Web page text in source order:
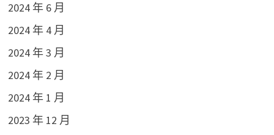
2024 年 6 月
2024 年 4 月
2024 年 3 月
2024 年 2 月
2024 年 1 月
2023 年 12 月